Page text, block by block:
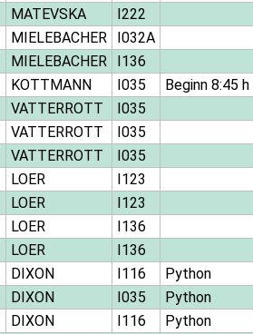
MATEVSKA
I222
MIELEBACHER
I032A
MIELEBACHER
I136
KOTTMANN I035
Beginn 8:45 h
VATTERROTT
I035
VATTERROTT
I035
VATTERROTT
I035
LOER
I123
LOER
I123
LOER
I136
LOER
I136
DIXON I116
Python
DIXON I035
Python
DIXON I116
Python